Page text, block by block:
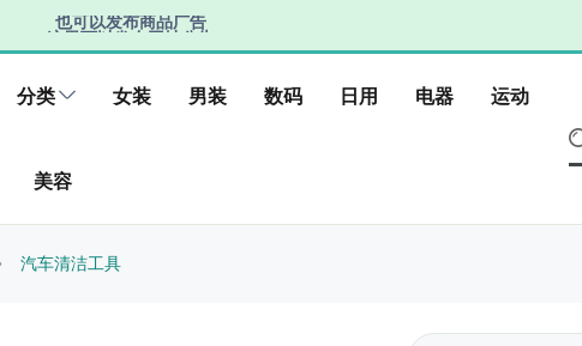
也可以发布商品广告
这里可以发布网址公告
也可以发布商品广告
分类 女装 男装 数码 日用 电器 运动
美容
汽车清洁工具